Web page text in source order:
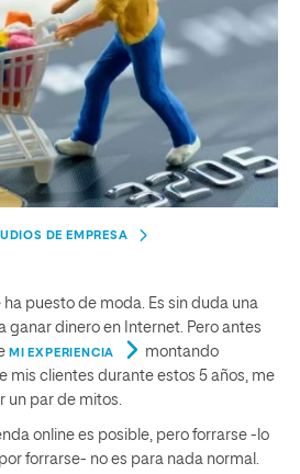
DE EMPRESA
puesto de moda. Es sin duda una
ganar dinero en Internet. Pero antes
MI EXPERIENCIA
montando
mis clientes durante estos 5 años, me
un par de mitos.
online es posible, pero forrarse -lo
forrarse- no es para nada normal.